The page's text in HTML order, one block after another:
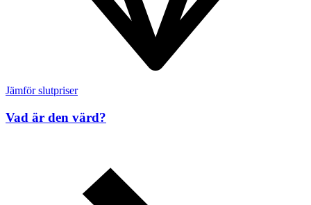
Jämför slutpriser
Vad är den värd?